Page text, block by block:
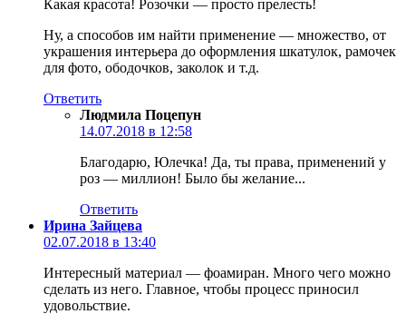
Какая красота! Розочки — просто прелесть!
Ну, а способов им найти применение — множество, от
украшения интерьера до оформления шкатулок, рамочек
для фото, ободочков, заколок и т.д.
Ответить
Людмила Поцепун
14.07.2018 в 12:58
Благодарю, Юлечка! Да, ты права, применений у
роз — миллион! Было бы желание...
Ответить
Ирина Зайцева
02.07.2018 в 13:40
Интересный материал — фоамиран. Много чего можно
сделать из него. Главное, чтобы процесс приносил
удовольствие.